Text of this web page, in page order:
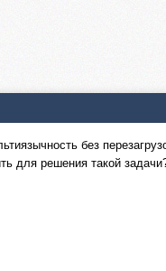
без
для решения такой